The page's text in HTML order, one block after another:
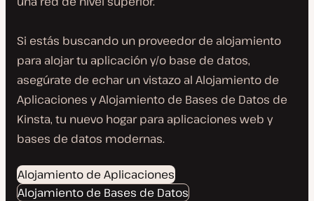
Si estás buscando un proveedor de alojamiento
para alojar tu aplicación y/o base de datos,
asegúrate de echar un vistazo al Alojamiento de
Aplicaciones y Alojamiento de Bases de Datos de
Kinsta, tu nuevo hogar para aplicaciones web y
bases de datos modernas.
Alojamiento de Aplicaciones
Alojamiento de Bases de Datos